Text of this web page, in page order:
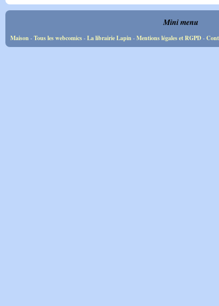
Mini menu
Maison-Tous les webcomics-La librairie Lapin-Mentions légales et RGPD-